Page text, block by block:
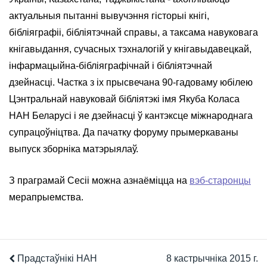
актуальныя пытанні вывучэння гісторыі кнігі,
бібліяграфіі, бібліятэчнай справы, а таксама навуковага
кнігавыдання, сучасных тэхналогій у кнігавыдавецкай,
інфармацыйна-бібліяграфічнай і бібліятэчнай
дзейнасці. Частка з іх прысвечана 90-гадоваму юбілею
Цэнтральнай навуковай бібліятэкі імя Якуба Коласа
НАН Беларусі і яе дзейнасці ў кантэксце міжнароднага
супрацоўніцтва. Да пачатку форуму прымеркаваны
выпуск зборніка матэрыялаў.
З праграмай Сесіі можна азнаёміцца на вэб-старонцы
мерапрыемства.
Прадстаўнікі НАН
8 кастрычніка 2015 г.